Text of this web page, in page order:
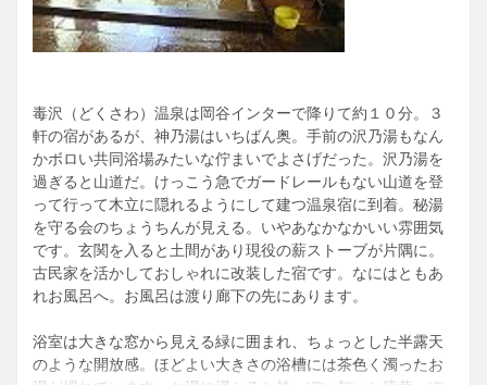
毒沢（どくさわ）温泉は岡谷インターで降りて約１０分。３
軒の宿があるが、神乃湯はいちばん奥。手前の沢乃湯もなん
かボロい共同浴場みたいな佇まいでよさげだった。沢乃湯を
過ぎると山道だ。けっこう急でガードレールもない山道を登
って行って木立に隠れるようにして建つ温泉宿に到着。秘湯
を守る会のちょうちんが見える。いやあなかなかいい雰囲気
です。玄関を入ると土間があり現役の薪ストーブが片隅に。
古民家を活かしておしゃれに改装した宿です。なにはともあ
れお風呂へ。お風呂は渡り廊下の先にあります。
浴室は大きな窓から見える緑に囲まれ、ちょっとした半露天
のような開放感。ほどよい大きさの浴槽には茶色く濁ったお